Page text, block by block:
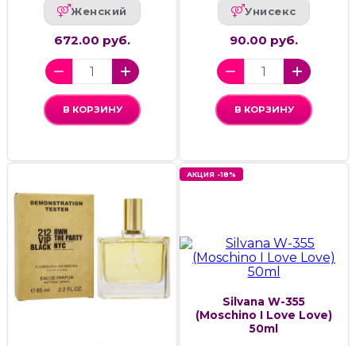
Женский
672.00 руб.
В КОРЗИНУ
Унисекс
90.00 руб.
В КОРЗИНУ
АКЦИЯ -18%
Silvana W-355
(Moschino I Love Love)
50ml